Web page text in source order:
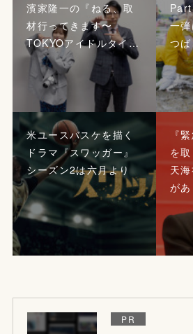
濱家隆一の『ねる、取
材行ってきます〜
TOKYOアイドルタイ…
一
つ
米ユースバスケを描く
ドラマ『スワッガー』
シーズン2は六月より
『
を
天
が
PR